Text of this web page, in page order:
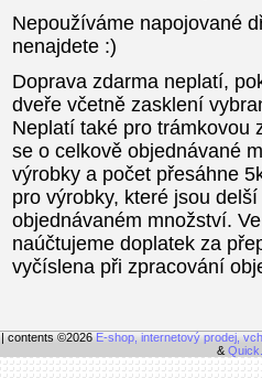
Nepoužíváme napojované
nenajdete :)
Doprava zdarma neplatí,
dveře včetně zasklení
Neplatí také pro trámkovou
se o celkově objednávané
výrobky a počet přesáhne
pro výrobky, které jsou
objednávaném množství.
naúčtujeme doplatek za
vyčíslena při zpracování
| contents ©2026 E-shop, internetový prodej,
&